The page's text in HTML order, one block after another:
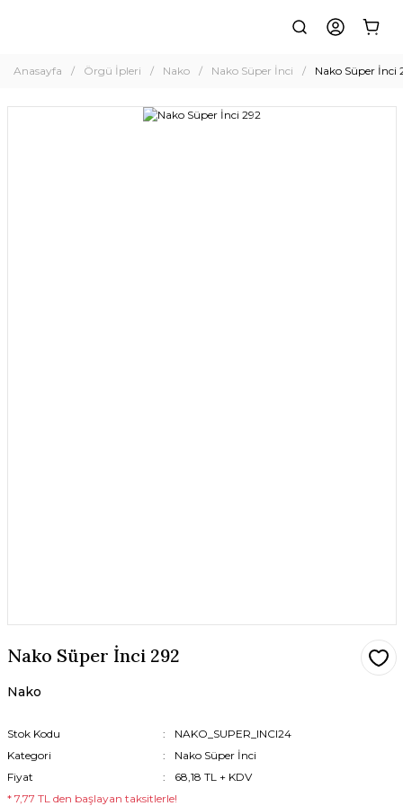
Anasayfa Örgü İpleri Nako Nako Süper İnci Nako Süper İnci
Nako Süper İnci 292
Nako
Stok Kodu
NAKO_SUPER_INCI24
Kategori
Nako Süper İnci
Fiyat
68,18 TL + KDV
* 7,77 TL den başlayan taksitlerle!